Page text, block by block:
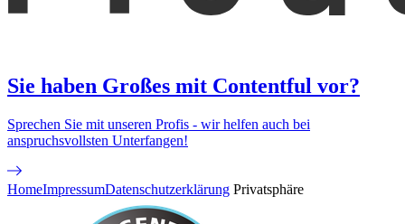
Sie haben Großes mit Contentful vor?
Sprechen Sie mit unseren Profis - wir helfen auch bei
anspruchsvollsten Unterfangen!
HomeImpressumDatenschutzerklärung Privatsphäre